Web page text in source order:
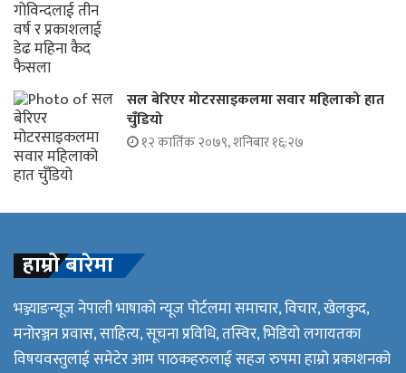
सल बेरिएर मोटरसाइकलमा सवार महिलाको हात
चुँडियो
१२ कार्तिक २०७९, शनिबार १६:२७
हाम्रो बारेमा
भञ्ज्याङन्यूज नेपाली भाषाको न्यूज पोर्टलमा समाचार, विचार, खेलकुद,
मनोरञ्जन प्रवास, साहित्य, सूचना प्रविधि, तस्विर, भिडियो लगायतका
विषयवस्तुलाई समेटेर आम पाठकहरुलाई सहज रुपमा हाम्रो प्रकाशनको